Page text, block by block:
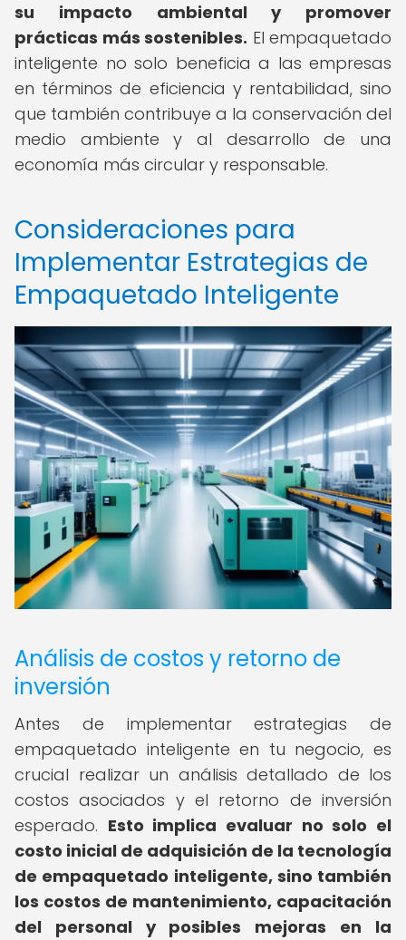
su impacto ambiental y promover
prácticas más sostenibles. El empaquetado
inteligente no solo beneficia a las empresas
en términos de eficiencia y rentabilidad, sino
que también contribuye a la conservación del
medio ambiente y al desarrollo de una
economía más circular y responsable.
Consideraciones para
Implementar Estrategias de
Empaquetado Inteligente
Análisis de costos y retorno de
inversión
Antes de implementar estrategias de
empaquetado inteligente en tu negocio, es
crucial realizar un análisis detallado de los
costos asociados y el retorno de inversión
esperado. Esto implica evaluar no solo el
costo inicial de adquisición de la tecnología
de empaquetado inteligente, sino también
los costos de mantenimiento, capacitación
del personal y posibles mejoras en la